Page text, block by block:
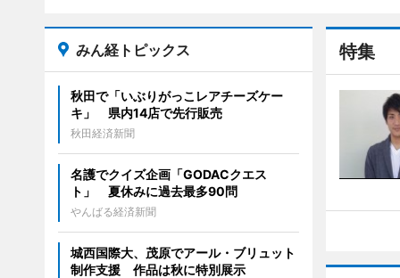
特集
みん経トピックス
秋田で「いぶりがっこレアチーズケー
キ」 県内14店で先行販売
秋田経済新聞
名護でクイズ企画「GODACクエス
ト」 夏休みに過去最多90問
やんばる経済新聞
城西国際大、茂原でアール・ブリュット
制作支援 作品は秋に特別展示